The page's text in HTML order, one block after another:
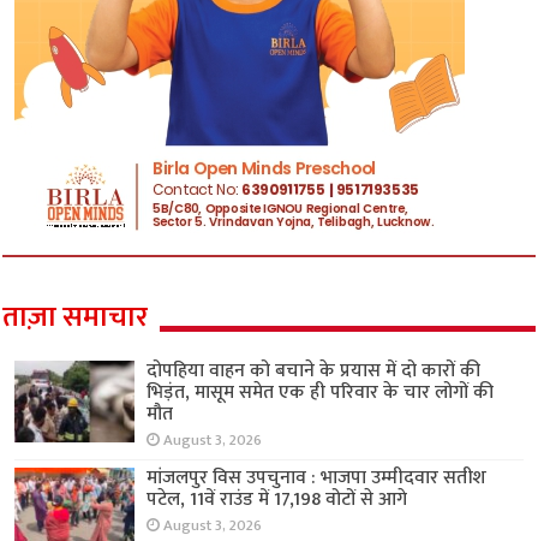
ताज़ा समाचार
दोपहिया वाहन को बचाने के प्रयास में दो कारों की
भिड़ंत, मासूम समेत एक ही परिवार के चार लोगों की
मौत
August 3, 2026
मांजलपुर विस उपचुनाव : भाजपा उम्मीदवार सतीश
पटेल, 11वें राउंड में 17,198 वोटों से आगे
August 3, 2026